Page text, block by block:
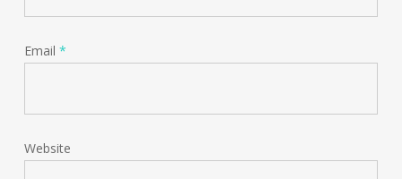
Email *
Website